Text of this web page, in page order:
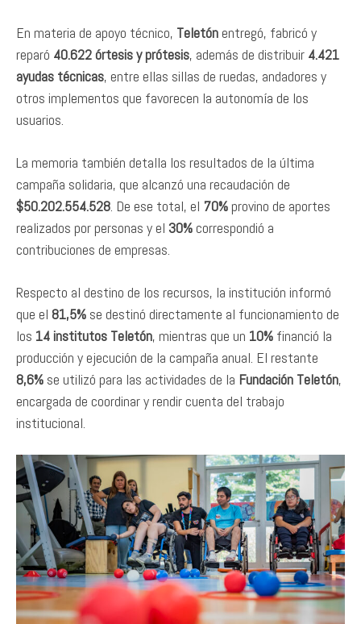
En materia de apoyo técnico, Teletónentregó, fabricó y
reparó 40.622 órtesis y prótesis, además de distribuir 4.421
ayudas técnicas, entre ellas sillas de ruedas, andadores y
otros implementos que favorecen la autonomía de los
usuarios.
La memoria también detalla los resultados de la última
campaña solidaria, que alcanzó una recaudación de
$50.202.554.528 . De ese total, el 70%provino de aportes
realizados por personas y el 30%correspondió a
contribuciones de empresas.
Respecto al destino de los recursos, la institución informó
que el 81,5% se destinó directamente al funcionamiento de
los 14 institutos Teletón, mientras que un 10% financió la
producción y ejecución de la campaña anual. El restante
8,6% se utilizó para las actividades de la Fundación Teletón,
encargada de coordinar y rendir cuenta del trabajo
institucional.